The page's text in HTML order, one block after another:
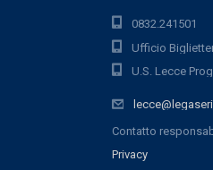
0832.241501
Ufficio
U.S. Lecce
Contatto
Privacy